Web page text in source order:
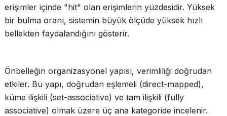
erişimler içinde "hit" olan erişimlerin yüzdesidir. Yüksek
bir bulma oranı, sistemin büyük ölçüde yüksek hızlı
bellekten faydalandığını gösterir.
Önbelleğin organizasyonel yapısı, verimliliği doğrudan
etkiler. Bu yapı, doğrudan eşlemeli (direct-mapped),
küme ilişkili (set-associative) ve tam ilişkili (fully
associative) olmak üzere üç ana kategoride incelenir.